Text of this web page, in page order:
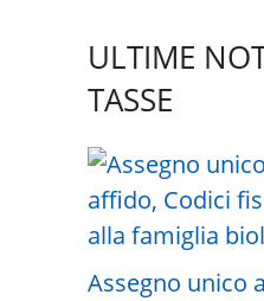
ULTIME
TASSE
Assegno unico